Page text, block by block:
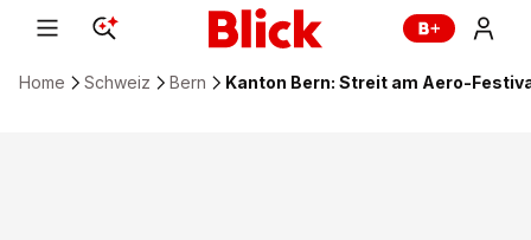
Home Schweiz Bern Kanton Bern: Streit am Aero-